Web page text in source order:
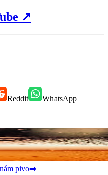
↗
Reddit WhatsApp
pivo➡️